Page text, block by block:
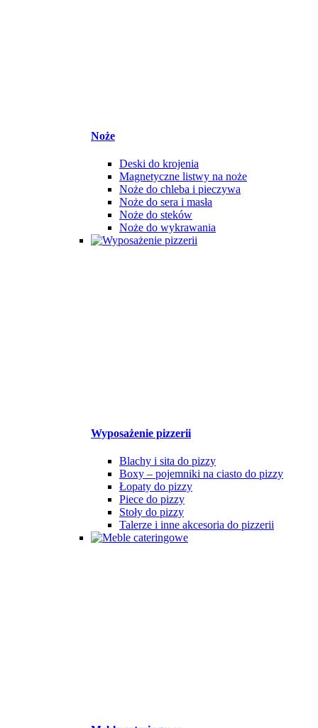
Noże
Deski do krojenia
Magnetyczne listwy na noże
Noże do chleba i pieczywa
Noże do sera i masła
Noże do steków
Noże do wykrawania
Wyposażenie pizzerii
Blachy i sita do pizzy
Boxy – pojemniki na ciasto do pizzy
Łopaty do pizzy
Piece do pizzy
Stoły do pizzy
Talerze i inne akcesoria do pizzerii